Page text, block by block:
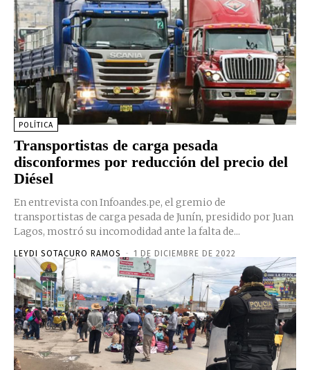
POLÍTICA
Transportistas de carga pesada
disconformes por reducción del precio del
Diésel
En entrevista con Infoandes.pe, el gremio de
transportistas de carga pesada de Junín, presidido por Juan
Lagos, mostró su incomodidad ante la falta de...
LEYDI SOTACURO RAMOS - 1 DE DICIEMBRE DE 2022